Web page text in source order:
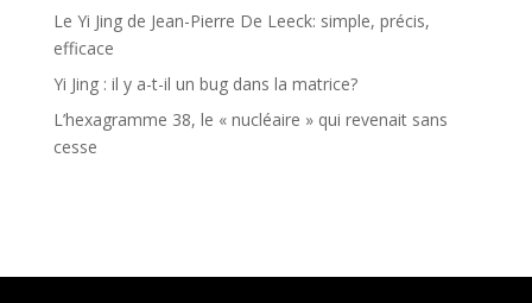
Le Yi Jing de Jean-Pierre De Leeck: simple, précis,
efficace
Yi Jing : il y a-t-il un bug dans la matrice?
L’hexagramme 38, le « nucléaire » qui revenait sans
cesse